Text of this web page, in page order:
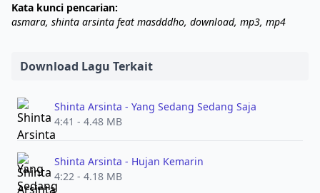
Kata kunci pencarian:
asmara, shinta arsinta feat masdddho, download, mp3, mp4
Download Lagu Terkait
Shinta Arsinta - Yang Sedang Sedang Saja
4:41 - 4.48 MB
Shinta Arsinta - Hujan Kemarin
4:22 - 4.18 MB